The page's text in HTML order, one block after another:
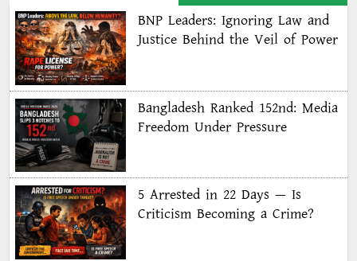
BNP Leaders: Ignoring Law and
Justice Behind the Veil of Power
Bangladesh Ranked 152nd: Media
Freedom Under Pressure
5 Arrested in 22 Days — Is
Criticism Becoming a Crime?